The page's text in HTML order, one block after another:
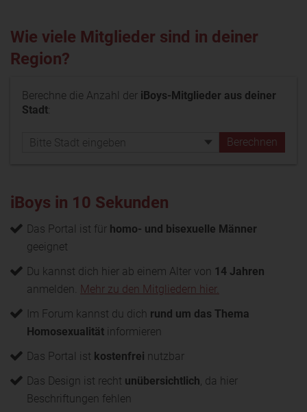
Wie viele Mitglieder sind in deiner
Region?
Berechne die Anzahl der iBoys-Mitglieder aus deiner
Stadt:
iBoys in 10 Sekunden
Das Portal ist für homo- und bisexuelle Männer
geeignet
Du kannst dich hier ab einem Alter von 14 Jahren
anmelden. Mehr zu den Mitgliedern hier.
Im Forum kannst du dich rund um das Thema
Homosexualität informieren
Das Portal ist kostenfrei nutzbar
Das Design ist recht unübersichtlich, da hier
Beschriftungen fehlen